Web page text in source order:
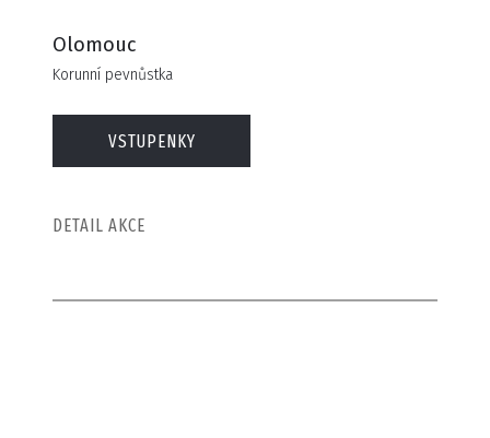
Olomouc
Korunní pevnůstka
VSTUPENKY
DETAIL AKCE